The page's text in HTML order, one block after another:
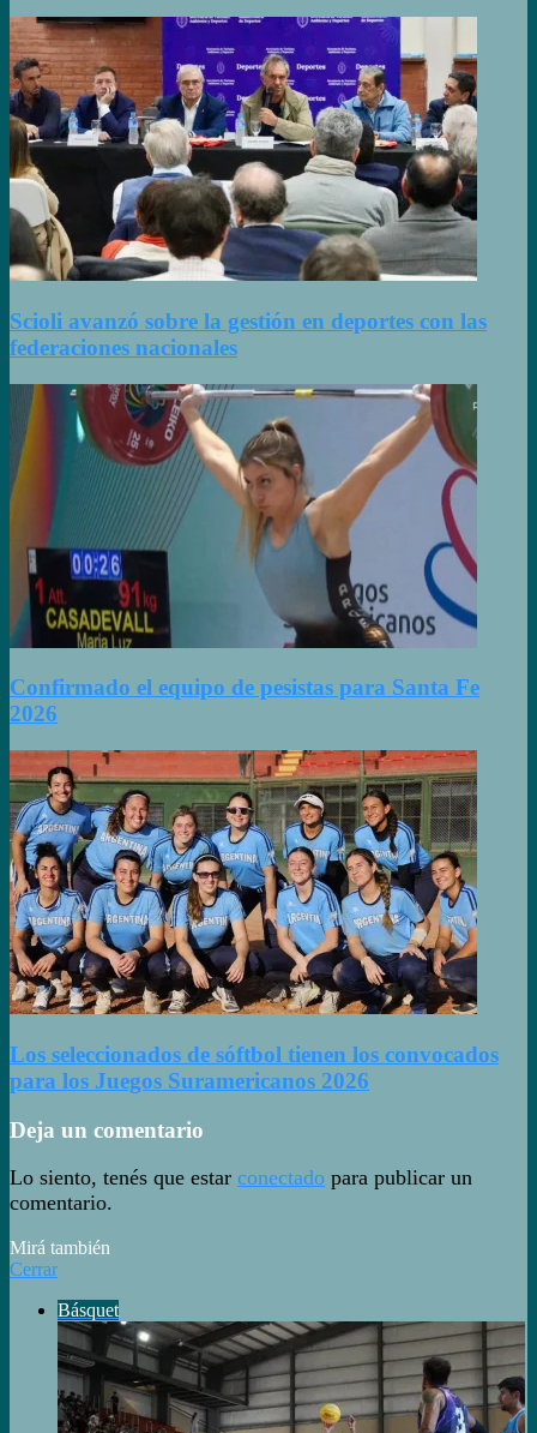
Scioli avanzó sobre la gestión en deportes con las
federaciones nacionales
Confirmado el equipo de pesistas para Santa Fe
2026
Los seleccionados de sóftbol tienen los convocados
para los Juegos Suramericanos 2026
Deja un comentario
Lo siento, tenés que estar conectado para publicar un
comentario.
Mirá también
Cerrar
Básquet